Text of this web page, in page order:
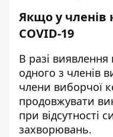
Якщо у членів
COVID-19
В разі виявлення
одного з членів
члени виборчої
продовжувати
при відсутності
захворювань.